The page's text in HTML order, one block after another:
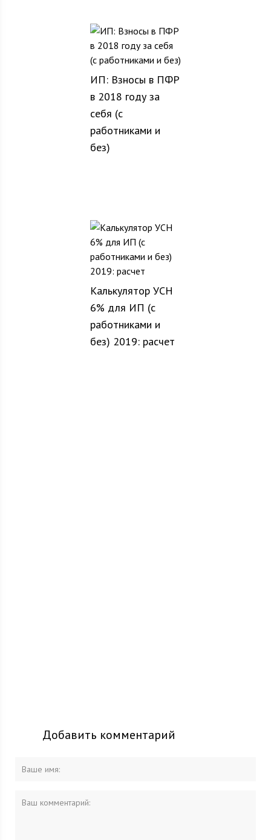
ИП: Взносы в ПФР
в 2018 году за
себя (с
работниками и
без)
Калькулятор УСН
6% для ИП (с
работниками и
без) 2019: расчет
Добавить комментарий